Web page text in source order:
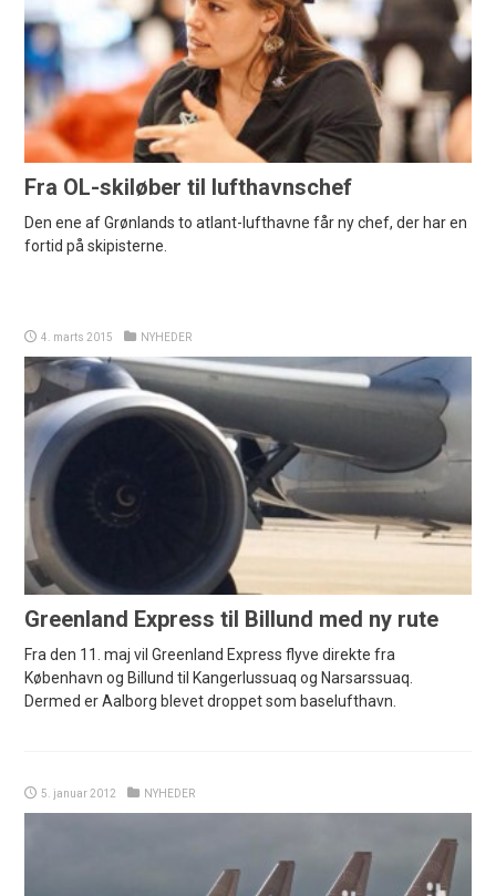
Fra OL-skiløber til lufthavnschef
Den ene af Grønlands to atlant-lufthavne får ny chef, der har en
fortid på skipisterne.
4. marts 2015 NYHEDER
Greenland Express til Billund med ny rute
Fra den 11. maj vil Greenland Express flyve direkte fra
København og Billund til Kangerlussuaq og Narsarssuaq.
Dermed er Aalborg blevet droppet som baselufthavn.
5. januar 2012 NYHEDER